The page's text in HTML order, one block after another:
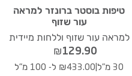
טיפות בוסטר ברונזר למראה
עור שזוף
למראה עור שזוף וללחות מיידית
₪129.90
30 מ"ל ₪433.00 ל- 100 מ"ל